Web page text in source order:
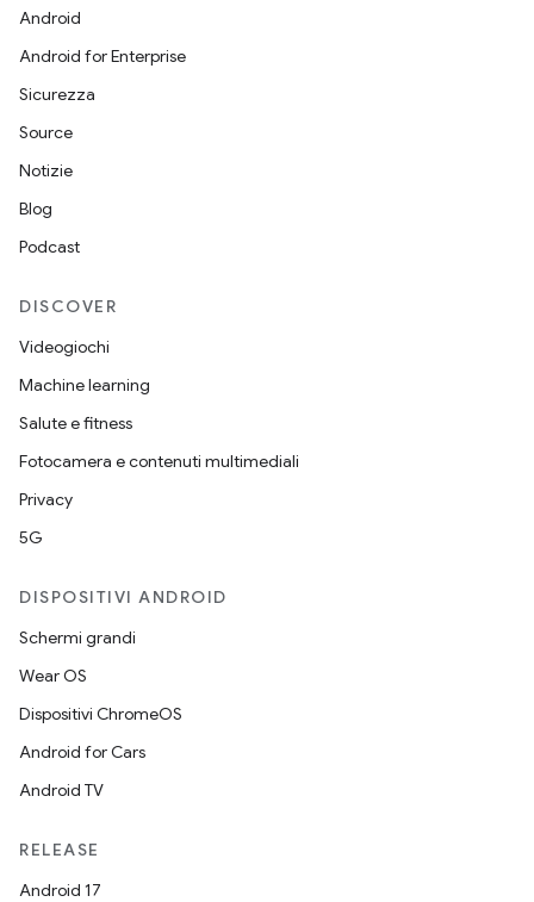
Android
Android for Enterprise
Sicurezza
Source
Notizie
Blog
Podcast
DISCOVER
Videogiochi
Machine learning
Salute e fitness
Fotocamera e contenuti multimediali
Privacy
5G
DISPOSITIVI ANDROID
Schermi grandi
Wear OS
Dispositivi ChromeOS
Android for Cars
Android TV
RELEASE
Android 17